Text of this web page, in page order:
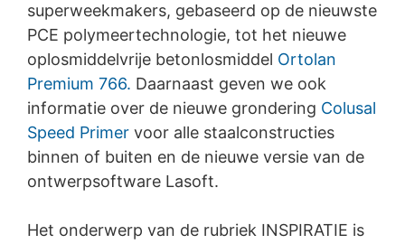
superweekmakers, gebaseerd op de nieuwste
PCE polymeertechnologie, tot het nieuwe
oplosmiddelvrije betonlosmiddel Ortolan
Premium 766. Daarnaast geven we ook
informatie over de nieuwe grondering Colusal
Speed Primer voor alle staalconstructies
binnen of buiten en de nieuwe versie van de
ontwerpsoftware Lasoft.
Het onderwerp van de rubriek INSPIRATIE is